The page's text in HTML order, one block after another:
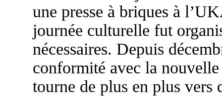
une presse à briques à
journée culturelle fut
nécessaires. Depuis
conformité avec la
tourne de plus en plus vers